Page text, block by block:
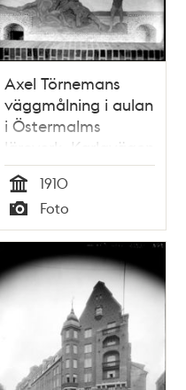
Axel Törnemans
väggmålning i aulan
i Östermalms
läroverk, Karlavägen
47-49
Tid
1910
Typ
Foto